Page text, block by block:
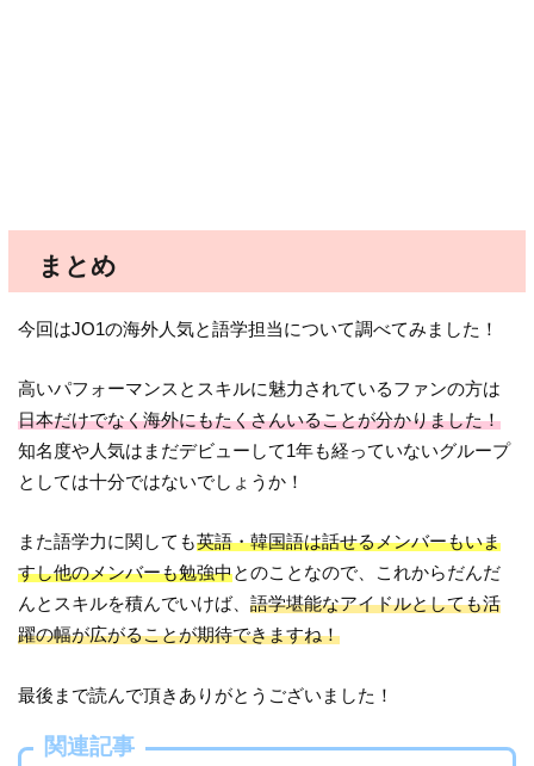
まとめ
今回はJO1の海外人気と語学担当について調べてみました！
高いパフォーマンスとスキルに魅力されているファンの方は
日本だけでなく海外にもたくさんいることが分かりました！
知名度や人気はまだデビューして1年も経っていないグループ
としては十分ではないでしょうか！
また語学力に関しても英語・韓国語は話せるメンバーもいま
すし他のメンバーも勉強中とのことなので、これからだんだ
んとスキルを積んでいけば、語学堪能なアイドルとしても活
躍の幅が広がることが期待できますね！
最後まで読んで頂きありがとうございました！
関連記事